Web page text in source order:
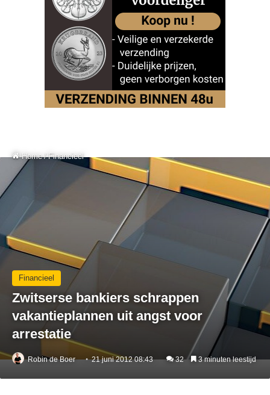
Home / Financieel
Financieel
Zwitserse bankiers schrappen
vakantieplannen uit angst voor
arrestatie
Robin de Boer 21 juni 2012 08:43 32 3 minuten leestijd